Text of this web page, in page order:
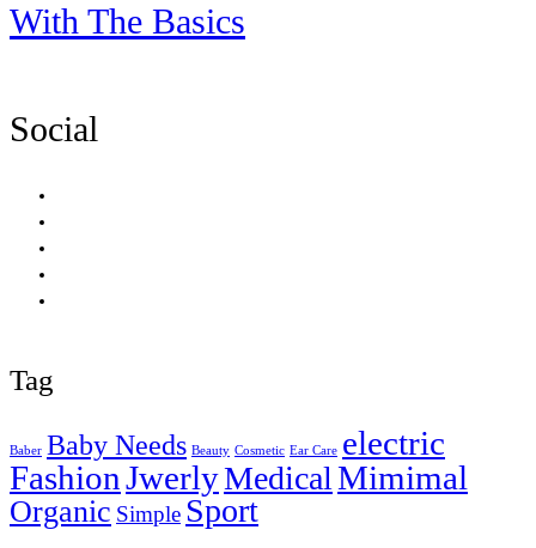
With The Basics
Social
Tag
Baber Baby Needs Beauty Cosmetic Ear Care electric
FashionJwerlyMedical Mimimal
Organic Simple Sport